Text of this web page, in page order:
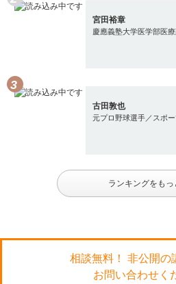
宮田裕章
慶應義塾大学医学部医
古田敦也
元プロ野球選手／スポ
ランキングをもっ
相談無料！ 非公開の
お問い合わせく